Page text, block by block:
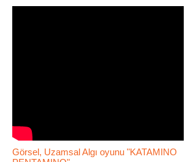
Görsel, Uzamsal Algı oyunu "KATAMINO